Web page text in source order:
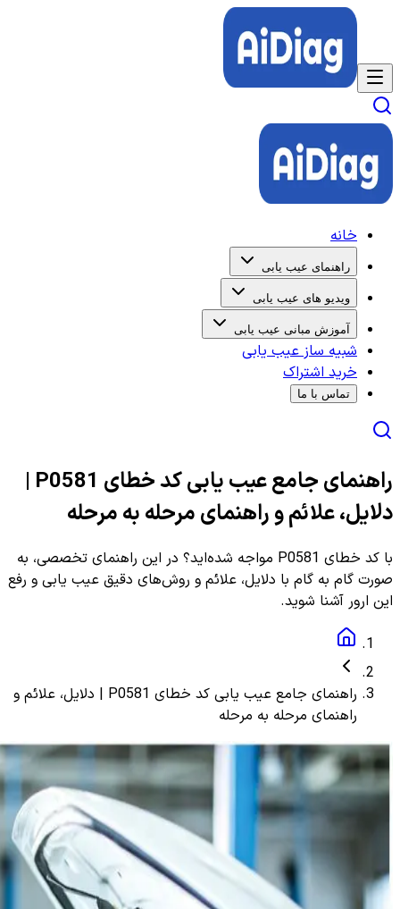
خانه
راهنمای عیب یابی
ویدیو های عیب یابی
آموزش مبانی عیب یابی
شبیه ساز عیب یابی
خرید اشتراک
تماس با ما
راهنمای جامع عیب یابی کد خطای P0581 |
دلایل، علائم و راهنمای مرحله به مرحله
با کد خطای P0581 مواجه شده‌اید؟ در این راهنمای تخصصی، به
صورت گام به گام با دلایل، علائم و روش‌های دقیق عیب یابی و رفع
این ارور آشنا شوید.
راهنمای جامع عیب یابی کد خطای P0581 | دلایل، علائم و
راهنمای مرحله به مرحله